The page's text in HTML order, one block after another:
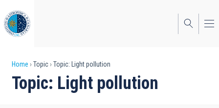
to
main
content
Breadcrumb
Home Topic Topic: Light pollution
Topic: Light pollution